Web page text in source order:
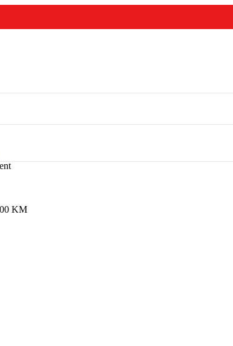
KM